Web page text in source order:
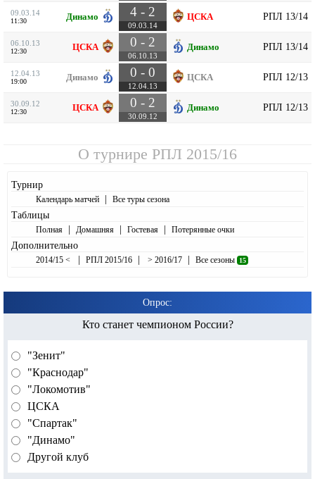
09.03.14
11:30 Динамо 4 - 2
09.03.14
ЦСКА РПЛ 13/14
06.10.13
12:30 ЦСКА 0 - 2
06.10.13
Динамо РПЛ 13/14
12.04.13
19:00 Динамо 0 - 0
12.04.13
ЦСКА РПЛ 12/13
30.09.12
12:30 ЦСКА 0 - 2
30.09.12
Динамо РПЛ 12/13
О турнире РПЛ 2015/16
Турнир
Календарь матчей | Все туры сезона
Таблицы
Полная | Домашняя | Гостевая | Потерянные очки
Дополнительно
2014/15 < | РПЛ 2015/16 | > 2016/17 | Все сезоны 15
Опрос:
Кто станет чемпионом России?
"Зенит"
"Краснодар"
"Локомотив"
ЦСКА
"Спартак"
"Динамо"
Другой клуб